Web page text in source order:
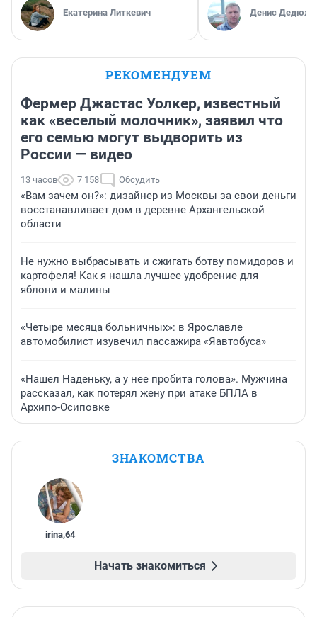
Екатерина Литкевич Денис
РЕКОМЕНДУЕМ
Фермер Джастас Уолкер, известный
как «веселый молочник», заявил что
его семью могут выдворить из
России — видео
13 часов 7 158 Обсудить
«Вам зачем он?»: дизайнер из Москвы за свои деньги
восстанавливает дом в деревне Архангельской
области
Не нужно выбрасывать и сжигать ботву помидоров и
картофеля! Как я нашла лучшее удобрение для
яблони и малины
«Четыре месяца больничных»: в Ярославле
автомобилист изувечил пассажира «Яавтобуса»
«Нашел Наденьку, а у нее пробита голова». Мужчина
рассказал, как потерял жену при атаке БПЛА в
Архипо-Осиповке
ЗНАКОМСТВА
irina,64
Начать знакомиться